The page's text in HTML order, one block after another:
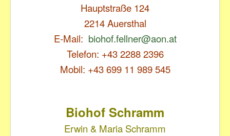
Hauptstraße 124
2214 Auersthal
E-Mail: biohof.fellner@aon.at
Telefon: +43 2288 2396
Mobil: +43 699 11 989 545
Biohof Schramm
Erwin & Maria Schramm